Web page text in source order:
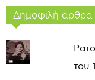
Δημοφιλή άρθρα
του